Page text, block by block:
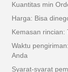
Kuantitas min
Harga: Bisa
Kemasan rincian:
Waktu
Anda
Syarat-syarat